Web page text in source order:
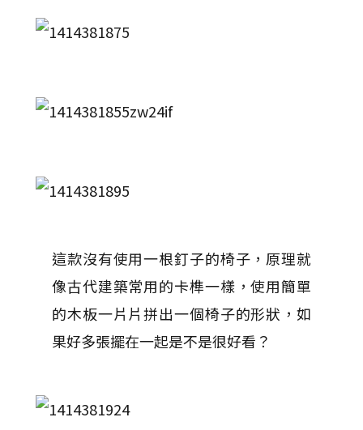
這款沒有使用一根釘子的椅子，原理就
像古代建築常用的卡榫一樣，使用簡單
的木板一片片拼出一個椅子的形狀，如
果好多張擺在一起是不是很好看？